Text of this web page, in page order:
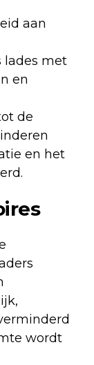
aan
lades met
en
de
en het
wordt